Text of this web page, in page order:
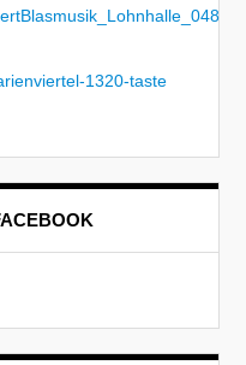
1320-taste